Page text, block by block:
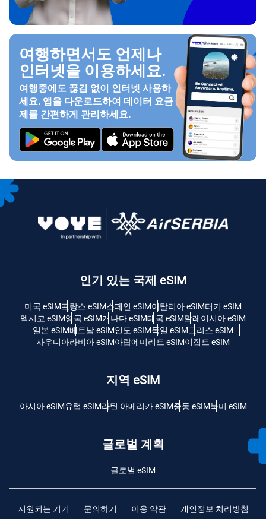
여행하면서도 언제나
인터넷을 이용하세요.
여행중에도 끊김 없이 인터넷 사용하
세요. 앱을 다운로드하여 데이터 요금
제를 간편하게 관리하세요.
인기 있는 국제 eSIM
미국 eSIM프랑스 eSIM스페인 eSIM이탈리아 eSIM터키 eSIM
멕시코 eSIM영국 eSIM캐나다 eSIM태국 eSIM말레이시아 eSIM
일본 eSIM베트남 eSIM인도 eSIM독일 eSIM그리스 eSIM
사우디아라비아 eSIM아랍에미리트 eSIM이집트 eSIM
지역 eSIM
아시아 eSIM유럽 ​​eSIM라틴 아메리카 eSIM중동 eSIM북미 eSIM
글로벌 계획
글로벌 eSIM
지원되는 기기 문의하기 이용 약관 개인정보 처리방침